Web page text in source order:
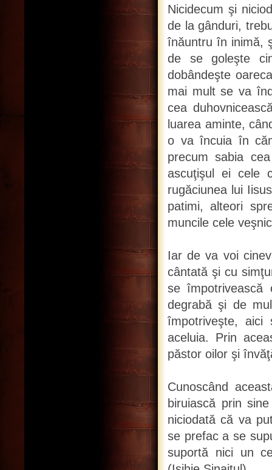
Nicidecum şi
de la gânduri,
înăuntru în inimă,
de se goleşte
dobândeşte
mai mult se va
cea
luarea aminte,
o va încuia în
precum sabia
ascuţişul ei cele
rugăciunea lui
patimi, alteori
muncile cele
Iar de va voi
cântată şi cu
se împotrivească
degrabă şi de
împotriveşte,
aceluia. Prin
păstor oilor şi
Cunoscând
biruiască prin
niciodată că va
se prefac a se
suportă nici un